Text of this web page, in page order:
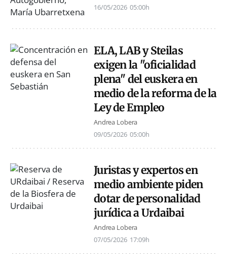
16/05/2026 05:00h
ELA, LAB y Steilas
exigen la "oficialidad
plena" del euskera en
medio de la reforma de la
Ley de Empleo
Andrea Lobera
09/05/2026 05:00h
Juristas y expertos en
medio ambiente piden
dotar de personalidad
jurídica a Urdaibai
Andrea Lobera
07/05/2026 17:09h